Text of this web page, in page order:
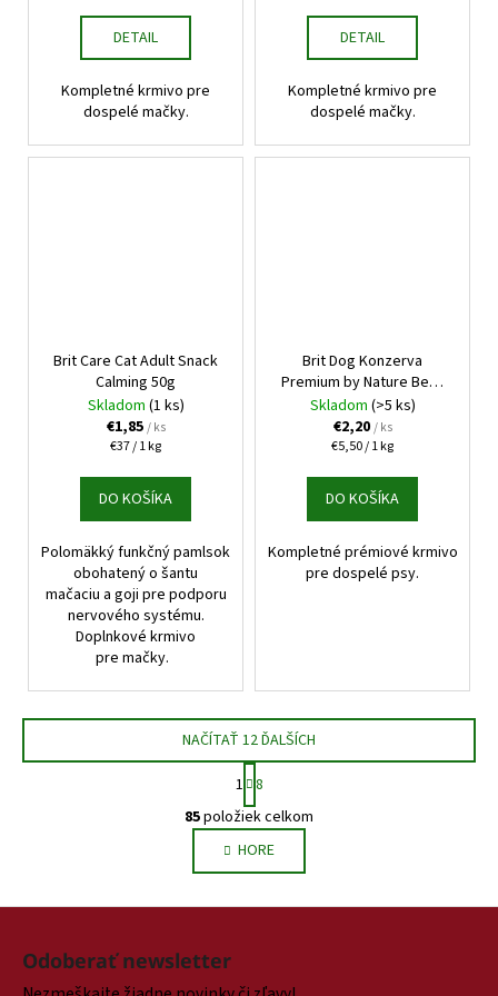
DETAIL
Kompletné krmivo pre
dospelé mačky.
DETAIL
Kompletné krmivo pre
dospelé mačky.
Brit Care Cat Adult Snack
Calming 50g
Skladom (1 ks)
€1,85/ ks
Jednotková
€37 / 1 kg
DO KOŠÍKA
Polomäkký funkčný pamlsok
obohatený o šantu
mačaciu a goji pre podporu
nervového systému.
Doplnkové krmivo
pre mačky.
Brit Dog Konzerva
Premium by Nature Beef
with Tripes 400g
Skladom (>5 ks)
€2,20/ ks
Jednotková
€5,50 / 1 kg
DO KOŠÍKA
Kompletné prémiové krmivo
pre dospelé psy.
O
v
l
á
d
NAČÍTAŤ 12 ĎALŠÍCH
S
t
r
á
n
k
i
1 8
85položiek celkom
HORE
Z
Odoberať newsletter